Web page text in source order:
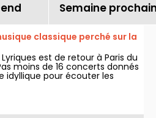
Semaine
classique perché sur la
est de retour à Paris du
moins de 16 concerts donnés
idyllique pour écouter les